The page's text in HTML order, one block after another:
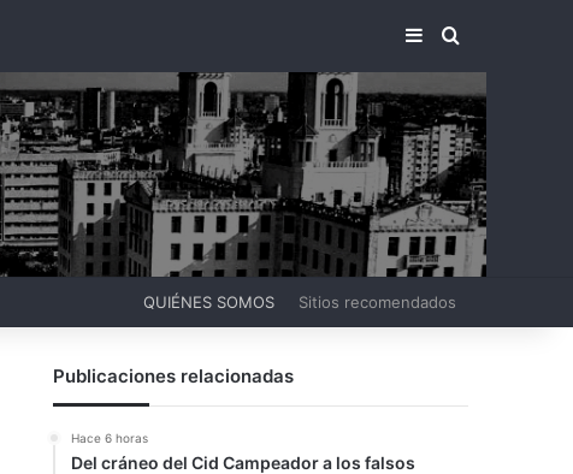
BARRA LATERAL
BUSCAR
QUIÉNES SOMOS Sitios recomendados
Publicaciones relacionadas
Hace 6 horas
Del cráneo del Cid Campeador a los falsos